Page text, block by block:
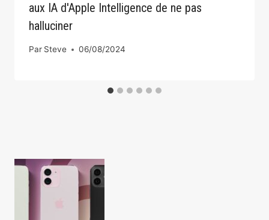
aux IA d'Apple Intelligence de ne pas
halluciner
Par Steve 06/08/2024